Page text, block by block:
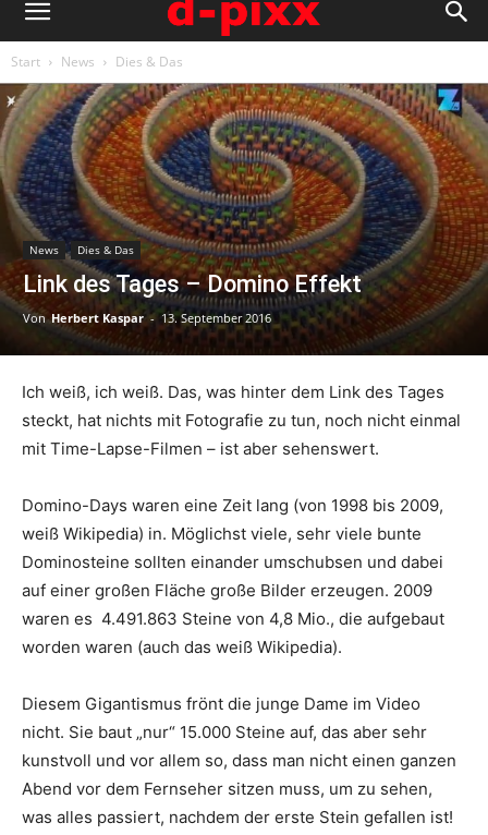
Start News Dies & Das
News Dies & Das
Link des Tages – Domino Effekt
Von Herbert Kaspar - 13. September 2016
Ich weiß, ich weiß. Das, was hinter dem Link des Tages
steckt, hat nichts mit Fotografie zu tun, noch nicht einmal
mit Time-Lapse-Filmen – ist aber sehenswert.
Domino-Days waren eine Zeit lang (von 1998 bis 2009,
weiß Wikipedia) in. Möglichst viele, sehr viele bunte
Dominosteine sollten einander umschubsen und dabei
auf einer großen Fläche große Bilder erzeugen. 2009
waren es 4.491.863 Steine von 4,8 Mio., die aufgebaut
worden waren (auch das weiß Wikipedia).
Diesem Gigantismus frönt die junge Dame im Video
nicht. Sie baut „nur“ 15.000 Steine auf, das aber sehr
kunstvoll und vor allem so, dass man nicht einen ganzen
Abend vor dem Fernseher sitzen muss, um zu sehen,
was alles passiert, nachdem der erste Stein gefallen ist!